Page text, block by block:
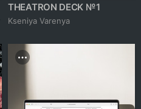
THEATRON DECK № 1
Kseniya Varenya